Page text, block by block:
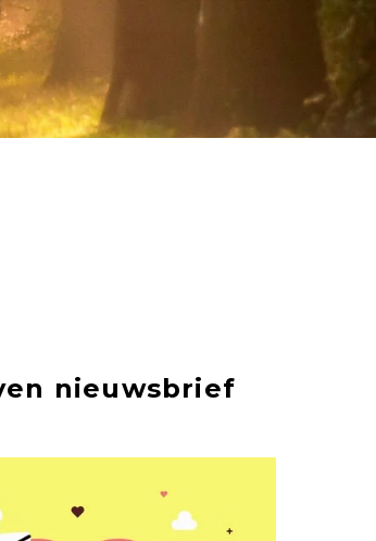
nieuwsbrief